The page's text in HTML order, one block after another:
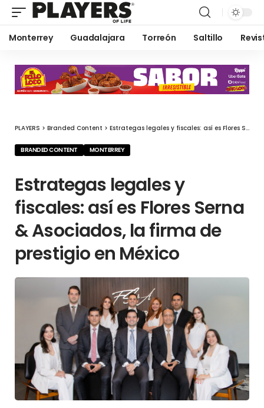
Monterrey Guadalajara Torreón Saltillo
PLAYERS > Branded Content > Estrategas legales y fiscales: así es Flores Serna & Asociados, la firma de prestigio en México
BRANDED CONTENT MONTERREY
Estrategas legales y
fiscales: así es Flores Serna
& Asociados, la firma de
prestigio en México